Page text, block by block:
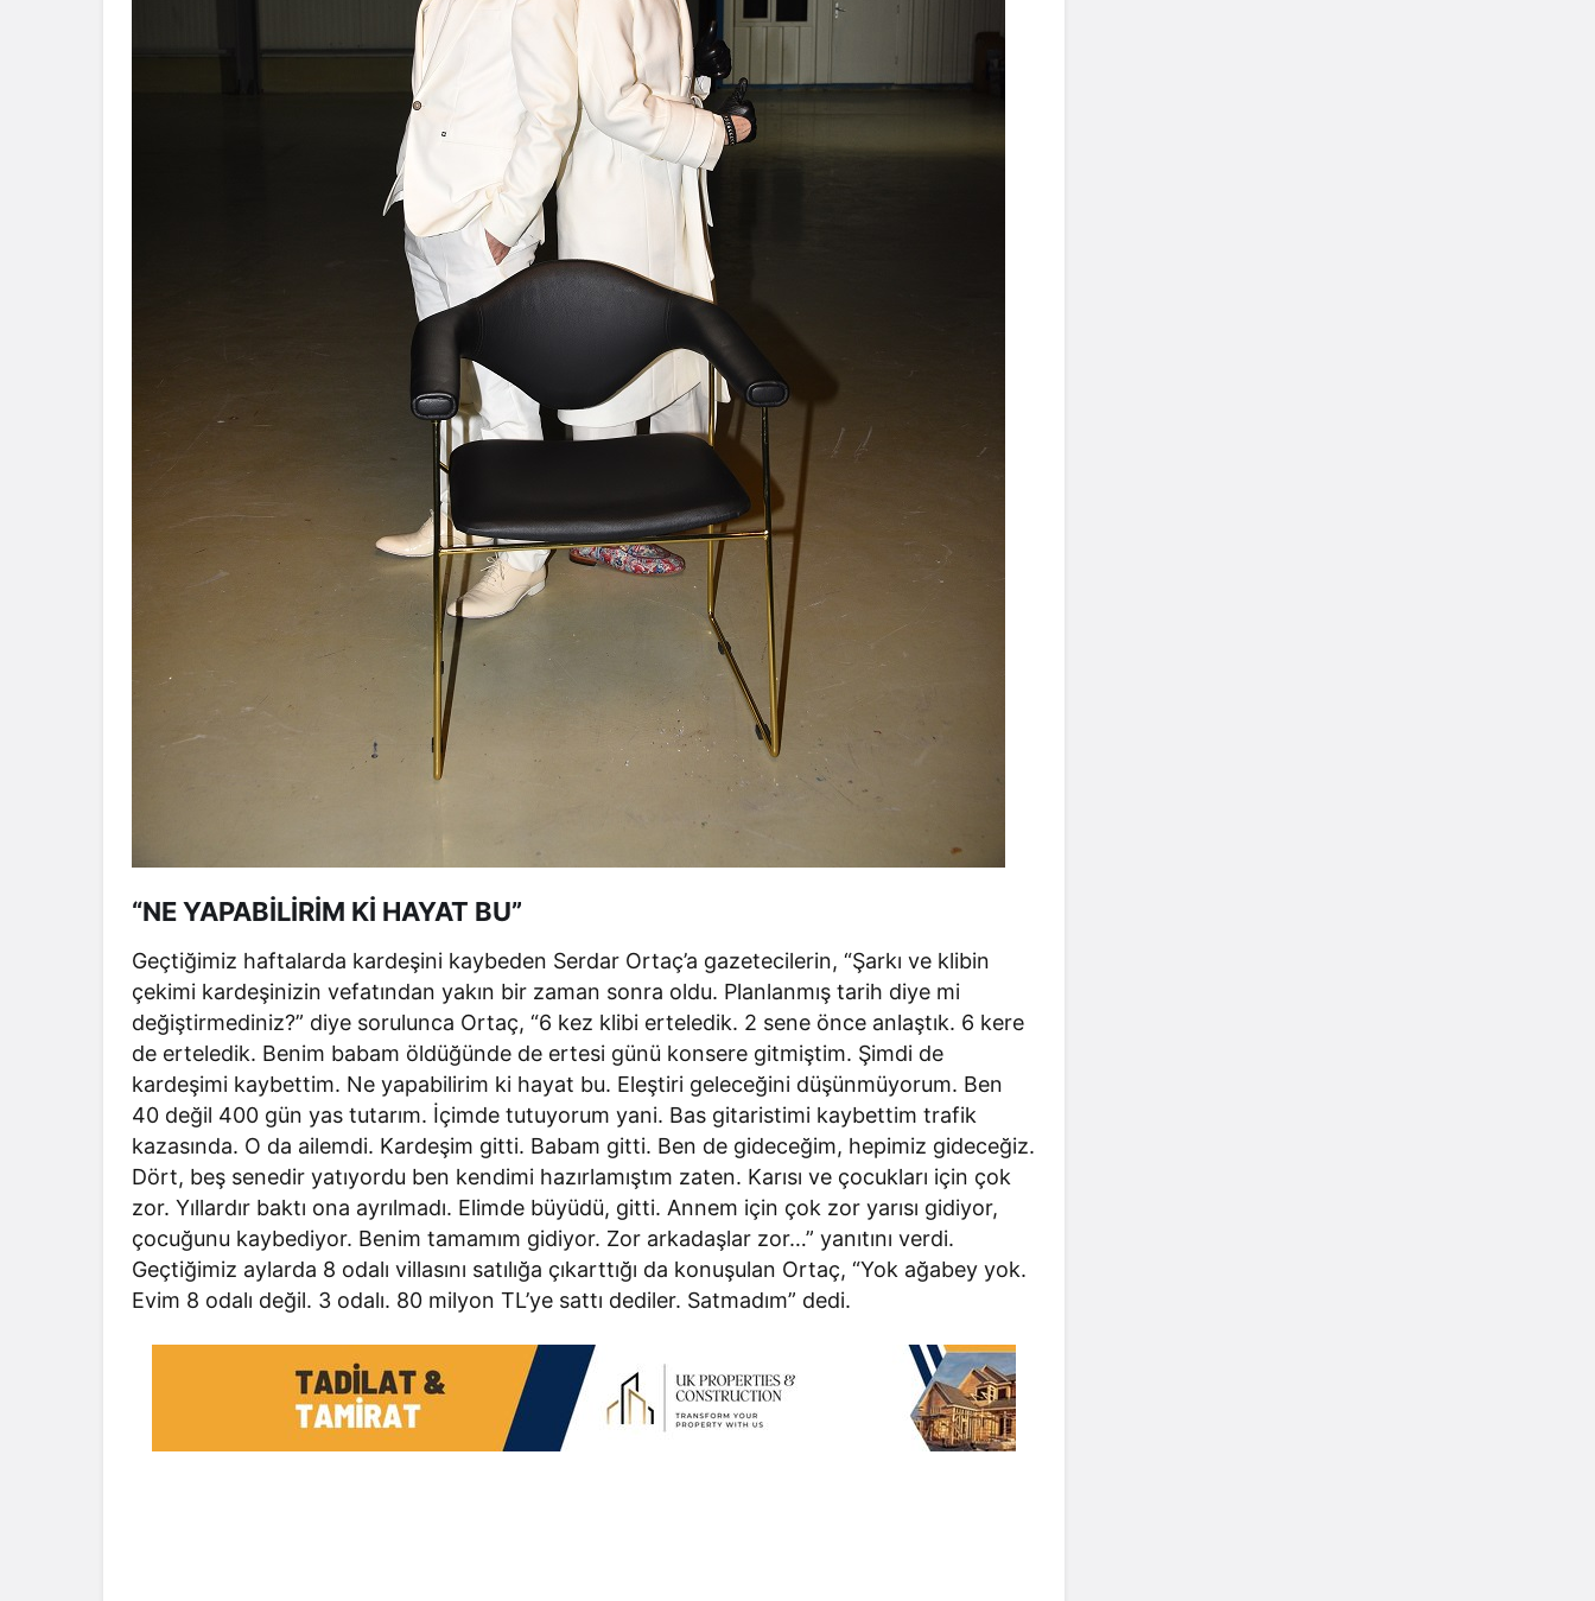
“NE YAPABİLİRİM Kİ HAYAT BU”
Geçtiğimiz haftalarda kardeşini kaybeden Serdar Ortaç’a gazetecilerin, “Şarkı ve klibin
çekimi kardeşinizin vefatından yakın bir zaman sonra oldu. Planlanmış tarih diye mi
değiştirmediniz?” diye sorulunca Ortaç, “6 kez klibi erteledik. 2 sene önce anlaştık. 6 kere
de erteledik. Benim babam öldüğünde de ertesi günü konsere gitmiştim. Şimdi de
kardeşimi kaybettim. Ne yapabilirim ki hayat bu. Eleştiri geleceğini düşünmüyorum. Ben
40 değil 400 gün yas tutarım. İçimde tutuyorum yani. Bas gitaristimi kaybettim trafik
kazasında. O da ailemdi. Kardeşim gitti. Babam gitti. Ben de gideceğim, hepimiz gideceğiz.
Dört, beş senedir yatıyordu ben kendimi hazırlamıştım zaten. Karısı ve çocukları için çok
zor. Yıllardır baktı ona ayrılmadı. Elimde büyüdü, gitti. Annem için çok zor yarısı gidiyor,
çocuğunu kaybediyor. Benim tamamım gidiyor. Zor arkadaşlar zor…” yanıtını verdi.
Geçtiğimiz aylarda 8 odalı villasını satılığa çıkarttığı da konuşulan Ortaç, “Yok ağabey yok.
Evim 8 odalı değil. 3 odalı. 80 milyon TL’ye sattı dediler. Satmadım” dedi.